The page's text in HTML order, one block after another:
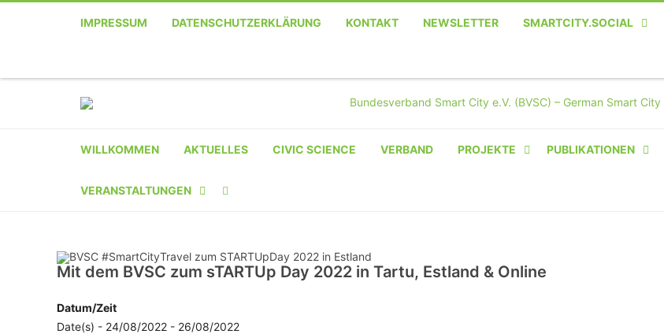
IMPRESSUM DATENSCHUTZERKLÄRUNG KONTAKT NEWSLETTER SMARTCITY.SOCIAL
WILLKOMMEN AKTUELLES CIVIC SCIENCE VERBAND PROJEKTE PUBLIKATIONEN
VERANSTALTUNGEN
VERANSTALTER-
VERANSTALTUNG
Mit dem BVSC zum sTARTUp Day 2022 in Tartu, Estland & Online
Datum/Zeit
Date(s) - 24/08/2022 - 26/08/2022